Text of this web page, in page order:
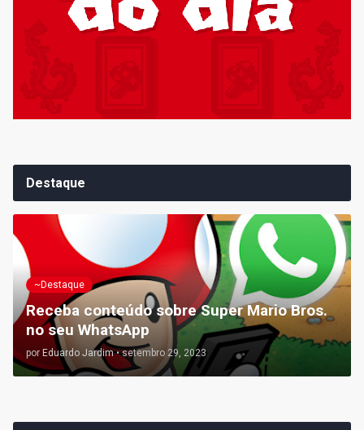
Destaque
~Destaque
Receba conteúdo sobre Super Mario Bros.
no seu WhatsApp
por Eduardo Jardim • setembro 29, 2023